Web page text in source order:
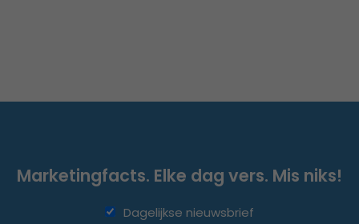
Marketingfacts. Elke dag vers. Mis niks!
Dagelijkse nieuwsbrief